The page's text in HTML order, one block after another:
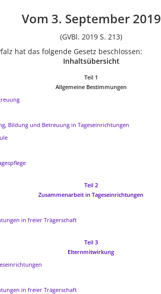
Vom 3. September 2019
(GVBl. 2019 S. 213)
hat das folgende Gesetz beschlossen:
Inhaltsübersicht
Teil 1
Allgemeine Bestimmungen
Bildung und Betreuung in Tageseinrichtungen
Teil 2
Zusammenarbeit in Tageseinrichtungen
in freier Trägerschaft
Teil 3
Elternmitwirkung
in freier Trägerschaft